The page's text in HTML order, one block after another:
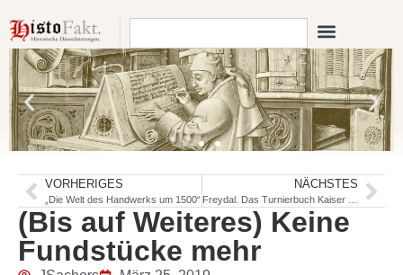
VORHERIGES
„Die Welt des Handwerks um 1500“
NÄCHSTES
(Bis auf Weiteres) Keine
Fundstücke mehr